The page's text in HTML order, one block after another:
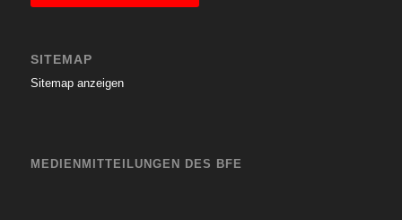
SITEMAP
Sitemap anzeigen
MEDIENMITTEILUNGEN DES BFE